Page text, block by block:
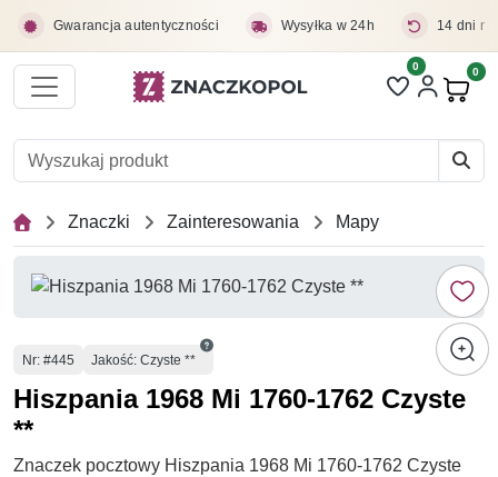
Gwarancja autentyczności Wysyłka w 24h 14 dni
Liczba pozycji
0 0
Znaczki Zainteresowania Mapy
Numer
Nr: #445 Jakość: Czyste **
Hiszpania 1968 Mi 1760-1762 Czyste
**
Znaczek pocztowy Hiszpania 1968 Mi 1760-1762 Czyste